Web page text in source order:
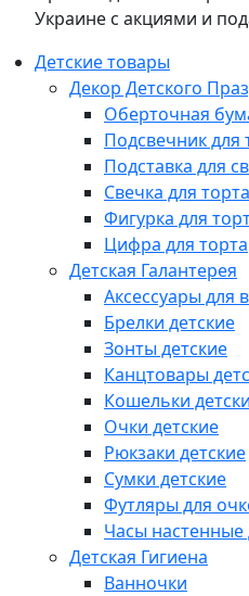
Украине с акциями и
Детские товары
Декор Детского
Оберточная
Подсвечник для
Подставка для
Свечка для торта
Фигурка для
Цифра для торта
Детская Галантерея
Аксессуары для
Брелки детские
Зонты детские
Канцтовары
Кошельки
Очки детские
Рюкзаки детские
Сумки детские
Футляры для
Часы настенные
Детская Гигиена
Ванночки